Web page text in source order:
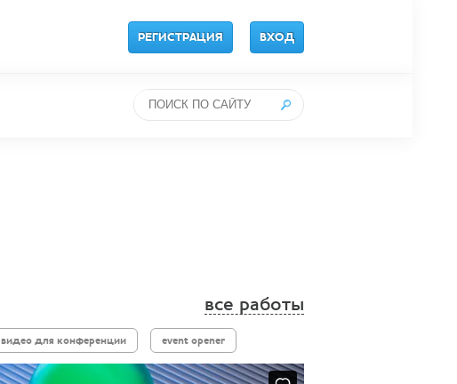
РЕГИСТРАЦИЯ ВХОД
все работы
видео для конференции event opener